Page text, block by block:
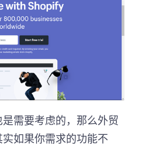
需要考虑的，那么外贸
如果你需求的功能不